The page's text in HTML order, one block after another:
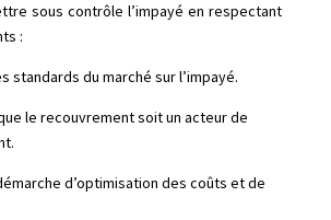
sous contrôle l’impayé en respectant
:
standards du marché sur l’impayé.
le recouvrement soit un acteur de
d’optimisation des coûts et de